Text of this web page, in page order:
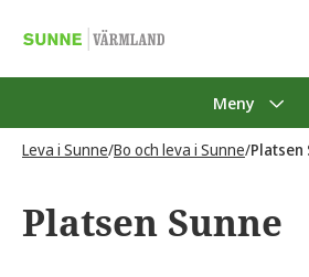
Meny
Leva i Sunne/Bo och leva i Sunne/Platsen
Platsen Sunne